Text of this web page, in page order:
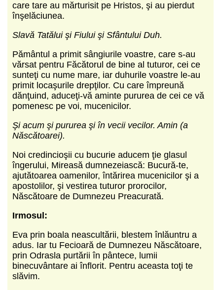
care tare au mărturisit pe Hristos, şi au pierdut
înşelăciunea.
Slavă Tatălui şi Fiului şi Sfântului Duh.
Pământul a primit sângiurile voastre, care s-au
vărsat pentru Făcătorul de bine al tuturor, cei ce
sunteţi cu nume mare, iar duhurile voastre le-au
primit locaşurile drepţilor. Cu care împreună
dănţuind, aduceţi-vă aminte pururea de cei ce vă
pomenesc pe voi, mucenicilor.
Şi acum şi pururea şi în vecii vecilor. Amin (a
Născătoarei).
Noi credincioşii cu bucurie aducem ţie glasul
îngerului, Mireasă dumnezeiască: Bucură-te,
ajutătoarea oamenilor, întărirea mucenicilor şi a
apostolilor, şi vestirea tuturor prorocilor,
Născătoare de Dumnezeu Preacurată.
Irmosul:
Eva prin boala neascultării, blestem înlăuntru a
adus. Iar tu Fecioară de Dumnezeu Născătoare,
prin Odrasla purtării în pântece, lumii
binecuvântare ai înflorit. Pentru aceasta toţi te
slăvim.